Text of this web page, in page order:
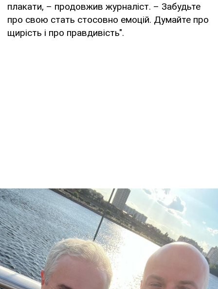
плакати, – продовжив журналіст. – Забудьте
про свою стать стосовно емоцій. Думайте про
щирість і про правдивість".